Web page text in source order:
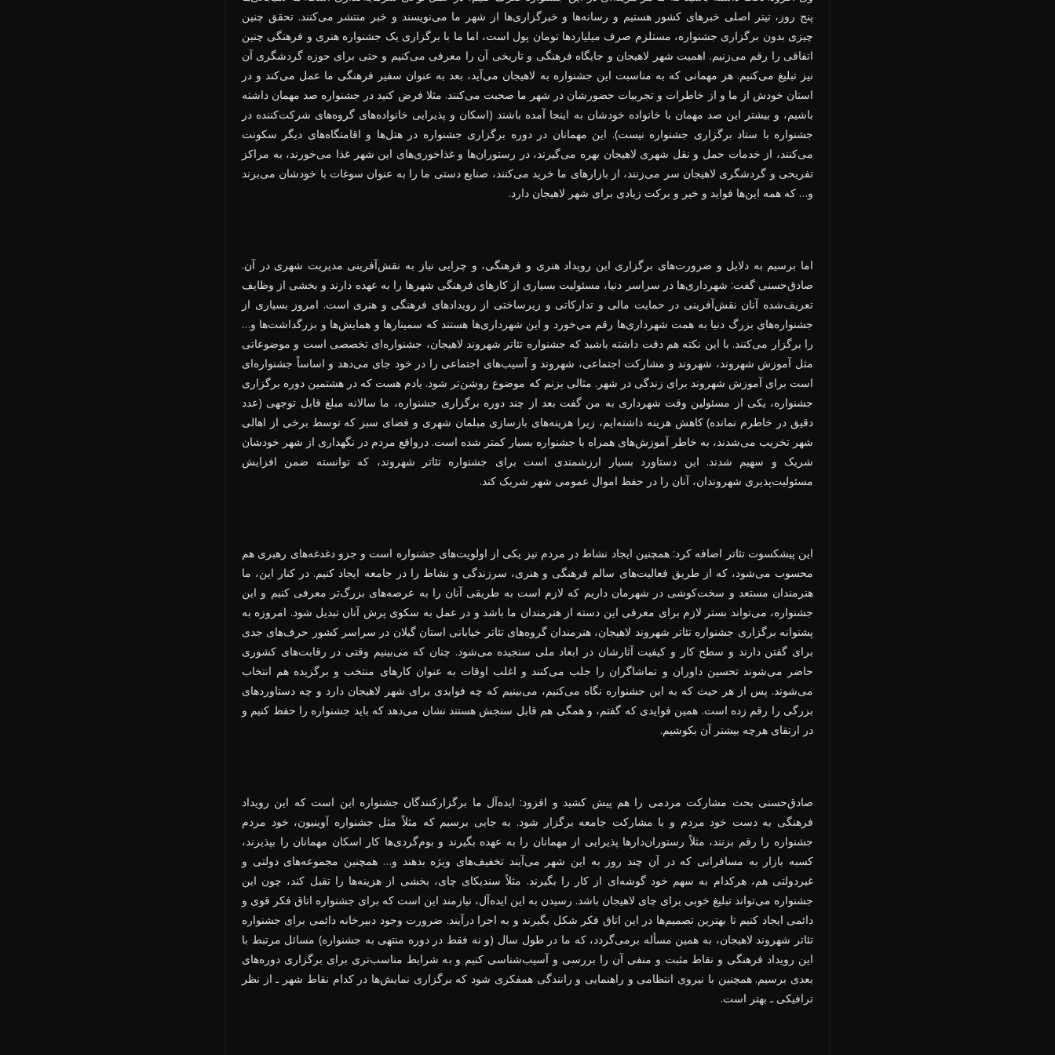
پنج روز، تیتر اصلی خبرهای کشور هستیم و رسانه‌ها و خبرگزاری‌ها از شهر ما می‌نویسند و خبر منتشر می‌کنند. تحقق چنین
چیزی بدون برگزاری جشنواره، مستلزم صرف میلیاردها تومان پول است، اما ما با برگزاری یک جشنواره هنری و فرهنگی چنین
اتفاقی را رقم می‌زنیم. اهمیت شهر لاهیجان و جایگاه فرهنگی و تاریخی آن را معرفی می‌کنیم و حتی برای حوزه گردشگری آن
نیز تبلیغ می‌کنیم. هر مهمانی که به مناسبت این جشنواره به لاهیجان می‌آید، بعد به عنوان سفیر فرهنگی ما عمل می‌کند و در
استان خودش از ما و از خاطرات و تجربیات حضورشان در شهر ما صحبت می‌کنند. مثلا فرض کنید در جشنواره صد مهمان داشته
باشیم، و بیشتر این صد مهمان با خانواده خودشان به اینجا آمده باشند (اسکان و پذیرایی خانواده‌های گروه‌های شرکت‌کننده در
جشنواره با ستاد برگزاری جشنواره نیست). این مهمانان در دوره برگزاری جشنواره در هتل‌ها و اقامتگاه‌های دیگر سکونت
می‌کنند، از خدمات حمل و نقل شهری لاهیجان بهره می‌گیرند، در رستوران‌ها و غذاخوری‌های این شهر غذا می‌خورند، به مراکز
تفریحی و گردشگری لاهیجان سر می‌زنند، از بازارهای ما خرید می‌کنند، صنایع دستی ما را به عنوان سوغات با خودشان می‌برند
و… که همه این‌ها فواید و خیر و برکت زیادی برای شهر لاهیجان دارد.
اما برسیم به دلایل و ضرورت‌های برگزاری این رویداد هنری و فرهنگی، و چرایی نیاز به نقش‌آفرینی مدیریت شهری در آن.
صادق‌حسنی گفت: شهرداری‌ها در سراسر دنیا، مسئولیت بسیاری از کارهای فرهنگی شهرها را به عهده دارند و بخشی از وظایف
تعریف‌شده آنان نقش‌آفرینی در حمایت مالی و تدارکاتی و زیرساختی از رویدادهای فرهنگی و هنری است. امروز بسیاری از
جشنواره‌های بزرگ دنیا به همت شهرداری‌ها رقم می‌خورد و این شهرداری‌ها هستند که سمینارها و همایش‌ها و بزرگداشت‌ها و…
را برگزار می‌کنند. با این نکته هم دقت داشته باشید که جشنواره تئاتر شهروند لاهیجان، جشنواره‌ای تخصصی است و موضوعاتی
مثل آموزش شهروند، شهروند و مشارکت اجتماعی، شهروند و آسیب‌های اجتماعی را در خود جای می‌دهد و اساساً جشنواره‌ای
است برای آموزش شهروند برای زندگی در شهر. مثالی بزنم که موضوع روشن‌تر شود. یادم هست که در هشتمین دوره برگزاری
جشنواره، یکی از مسئولین وقت شهرداری به من گفت بعد از چند دوره برگزاری جشنواره، ما سالانه مبلغ قابل توجهی (عدد
دقیق در خاطرم نمانده) کاهش هزینه داشته‌ایم، زیرا هزینه‌های بازسازی مبلمان شهری و فضای سبز که توسط برخی از اهالی
شهر تخریب می‌شدند، به خاطر آموزش‌های همراه با جشنواره بسیار کمتر شده است. درواقع مردم در نگهداری از شهر خودشان
شریک و سهیم شدند. این دستاورد بسیار ارزشمندی است برای جشنواره تئاتر شهروند، که توانسته ضمن افزایش
مسئولیت‌پذیری شهروندان، آنان را در حفظ اموال عمومی شهر شریک کند.
این پیشکسوت تئاتر اضافه کرد: همچنین ایجاد نشاط در مردم نیز یکی از اولویت‌های جشنواره است و جزو دغدغه‌های رهبری هم
محسوب می‌شود، که از طریق فعالیت‌های سالم فرهنگی و هنری، سرزندگی و نشاط را در جامعه ایجاد کنیم. در کنار این، ما
هنرمندان مستعد و سخت‌کوشی در شهرمان داریم که لازم است به طریقی آنان را به عرصه‌های بزرگ‌تر معرفی کنیم و این
جشنواره، می‌تواند بستر لازم برای معرفی این دسته از هنرمندان ما باشد و در عمل به سکوی پرش آنان تبدیل شود. امروزه به
پشتوانه برگزاری جشنواره تئاتر شهروند لاهیجان، هنرمندان گروه‌های تئاتر خیابانی استان گیلان در سراسر کشور حرف‌های جدی
برای گفتن دارند و سطح کار و کیفیت آثارشان در ابعاد ملی سنجیده می‌شود. چنان که می‌بینیم وقتی در رقابت‌های کشوری
حاضر می‌شوند تحسین داوران و تماشاگران را جلب می‌کنند و اغلب اوقات به عنوان کارهای منتخب و برگزیده هم انتخاب
می‌شوند. پس از هر حیث که به این جشنواره نگاه می‌کنیم، می‌بینیم که چه فوایدی برای شهر لاهیجان دارد و چه دستاوردهای
بزرگی را رقم زده است. همین فوایدی که گفتم، و همگی هم قابل سنجش هستند نشان می‌دهد که باید جشنواره را حفظ کنیم و
در ارتقای هرچه بیشتر آن بکوشیم.
صادق‌حسنی بحث مشارکت مردمی را هم پیش کشید و افزود: ایده‌آل ما برگزارکنندگان جشنواره این است که این رویداد
فرهنگی به دست خود مردم و با مشارکت جامعه برگزار شود. به جایی برسیم که مثلاً مثل جشنواره آوینیون، خود مردم
جشنواره را رقم بزنند، مثلاً رستوران‌دارها پذیرایی از مهمانان را به عهده بگیرند و بوم‌گردی‌ها کار اسکان مهمانان را بپذیرند،
کسبه بازار به مسافرانی که در آن چند روز به این شهر می‌آیند تخفیف‌های ویژه بدهند و… همچنین مجموعه‌های دولتی و
غیردولتی هم، هرکدام به سهم خود گوشه‌ای از کار را بگیرند. مثلاً سندیکای چای، بخشی از هزینه‌ها را تقبل کند، چون این
جشنواره می‌تواند تبلیغ خوبی برای چای لاهیجان باشد. رسیدن به این ایده‌آل، نیازمند این است که برای جشنواره اتاق فکر قوی و
دائمی ایجاد کنیم تا بهترین تصمیم‌ها در این اتاق فکر شکل بگیرند و به اجرا درآیند. ضرورت وجود دبیرخانه دائمی برای جشنواره
تئاتر شهروند لاهیجان، به همین مسأله برمی‌گردد، که ما در طول سال (و نه فقط در دوره منتهی به جشنواره) مسائل مرتبط با
این رویداد فرهنگی و نقاط مثبت و منفی آن را بررسی و آسیب‌شناسی کنیم و به شرایط مناسب‌تری برای برگزاری دوره‌های
بعدی برسیم. همچنین با نیروی انتظامی و راهنمایی و رانندگی همفکری شود که برگزاری نمایش‌ها در کدام نقاط شهر ـ از نظر
ترافیکی ـ بهتر است.